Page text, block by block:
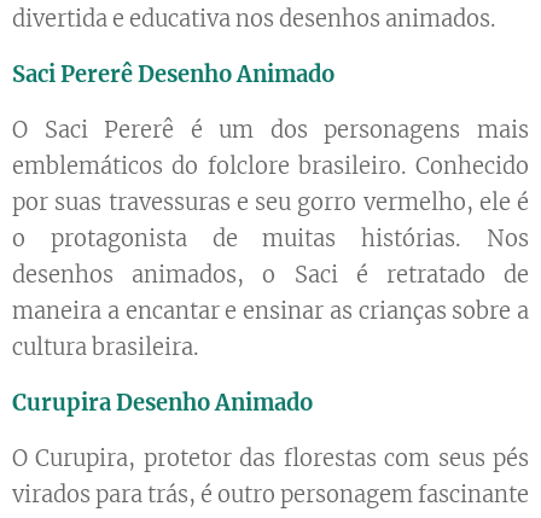
divertida e educativa nos desenhos animados.
Saci Pererê Desenho Animado
O Saci Pererê é um dos personagens mais
emblemáticos do folclore brasileiro. Conhecido
por suas travessuras e seu gorro vermelho, ele é
o protagonista de muitas histórias. Nos
desenhos animados, o Saci é retratado de
maneira a encantar e ensinar as crianças sobre a
cultura brasileira.
Curupira Desenho Animado
O Curupira, protetor das florestas com seus pés
virados para trás, é outro personagem fascinante